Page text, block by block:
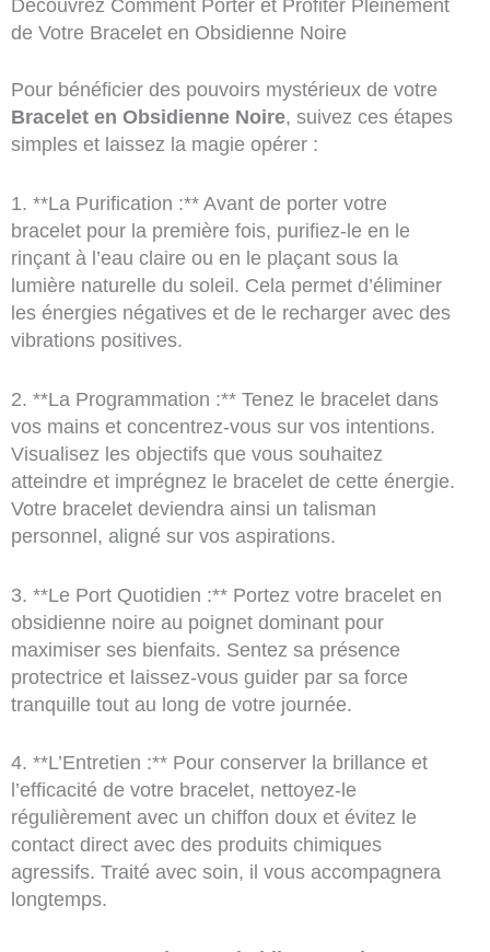
Découvrez Comment Porter et Profiter Pleinement
de Votre Bracelet en Obsidienne Noire
Pour bénéficier des pouvoirs mystérieux de votre
Bracelet en Obsidienne Noire, suivez ces étapes
simples et laissez la magie opérer :
1. **La Purification :** Avant de porter votre
bracelet pour la première fois, purifiez-le en le
rinçant à l’eau claire ou en le plaçant sous la
lumière naturelle du soleil. Cela permet d’éliminer
les énergies négatives et de le recharger avec des
vibrations positives.
2. **La Programmation :** Tenez le bracelet dans
vos mains et concentrez-vous sur vos intentions.
Visualisez les objectifs que vous souhaitez
atteindre et imprégnez le bracelet de cette énergie.
Votre bracelet deviendra ainsi un talisman
personnel, aligné sur vos aspirations.
3. **Le Port Quotidien :** Portez votre bracelet en
obsidienne noire au poignet dominant pour
maximiser ses bienfaits. Sentez sa présence
protectrice et laissez-vous guider par sa force
tranquille tout au long de votre journée.
4. **L’Entretien :** Pour conserver la brillance et
l’efficacité de votre bracelet, nettoyez-le
régulièrement avec un chiffon doux et évitez le
contact direct avec des produits chimiques
agressifs. Traité avec soin, il vous accompagnera
longtemps.